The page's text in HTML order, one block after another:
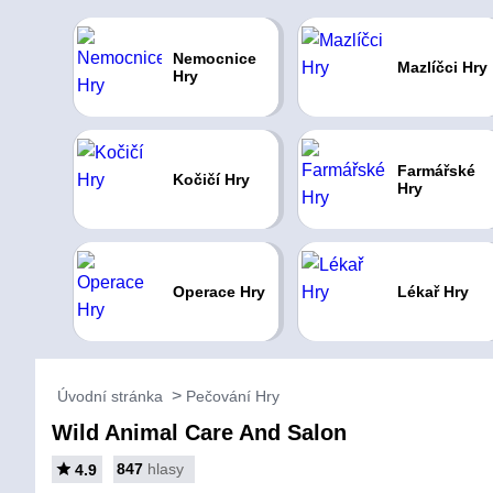
Nemocnice
Hry
Mazlíčci Hry
Kočičí Hry
Farmářské
Hry
Operace Hry Lékař Hry
Úvodní stránka Pečování Hry
Wild Animal Care And Salon
4.9 847 hlasy